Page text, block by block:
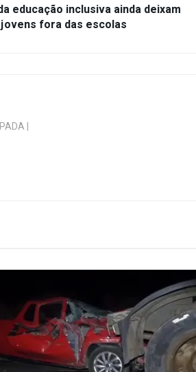
educação inclusiva ainda deixam
fora das escolas
|